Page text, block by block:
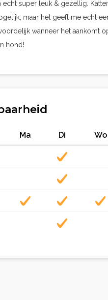
echt super leuk & gezellig.
maar het geeft me echt
wanneer het aankomt
hond!
Ma Di Wo